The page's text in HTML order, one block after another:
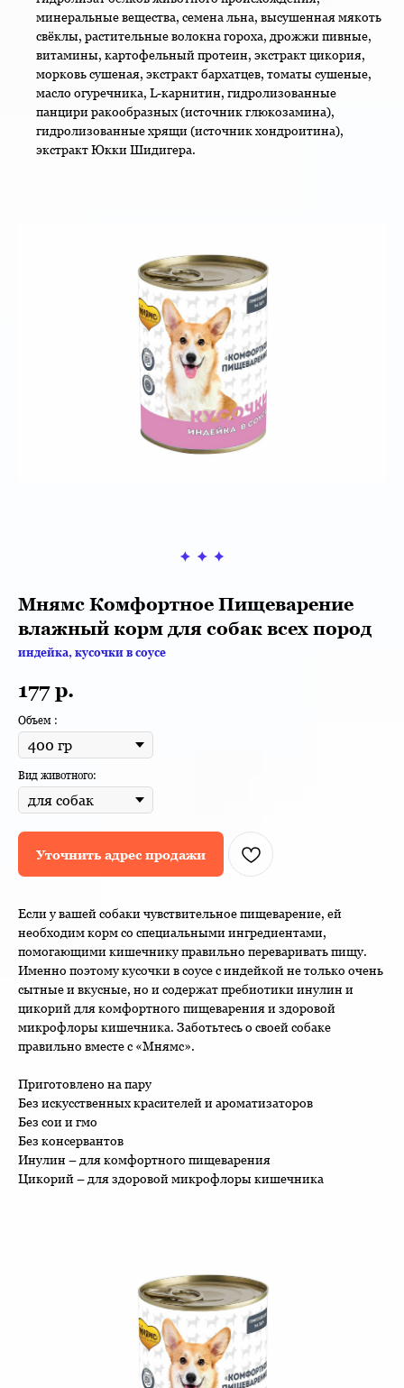
минеральные вещества, семена льна, высушенная мякоть
свёклы, растительные волокна гороха, дрожжи пивные,
витамины, картофельный протеин, экстракт цикория,
морковь сушеная, экстракт бархатцев, томаты сушеные,
масло огуречника, L-карнитин, гидролизованные
панцири ракообразных (источник глюкозамина),
гидролизованные хрящи (источник хондроитина),
экстракт Юкки Шидигера.
Мнямс Комфортное Пищеварение
влажный корм для собак всех пород
индейка, кусочки в соусе
177 р.
Объем :
Вид животного:
Уточнить адрес продажи
Если у вашей собаки чувствительное пищеварение, ей
необходим корм со специальными ингредиентами,
помогающими кишечнику правильно переваривать пищу.
Именно поэтому кусочки в соусе с индейкой не только очень
сытные и вкусные, но и содержат пребиотики инулин и
цикорий для комфортного пищеварения и здоровой
микрофлоры кишечника. Заботьтесь о своей собаке
правильно вместе с «Мнямс».
Приготовлено на пару
Без искусственных красителей и ароматизаторов
Без сои и гмо
Без консервантов
Инулин – для комфортного пищеварения
Цикорий – для здоровой микрофлоры кишечника